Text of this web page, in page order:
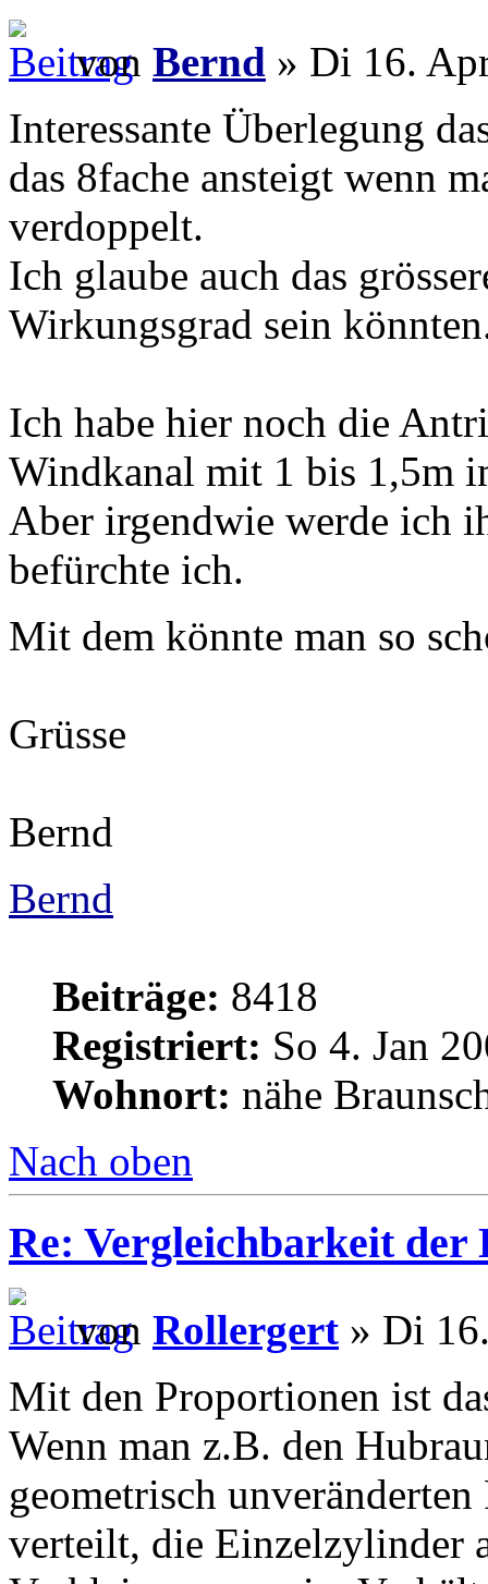
von Bernd » Di 16.
Interessante Überlegung
das 8fache ansteigt wenn
verdoppelt.
Ich glaube auch das
Wirkungsgrad sein
Ich habe hier noch die
Windkanal mit 1 bis 1,5m
Aber irgendwie werde ich
befürchte ich.
Mit dem könnte man so
Grüsse
Bernd
Bernd
Beiträge: 8418
Registriert: So 4. Jan
Wohnort: nähe
Nach oben
Re: Vergleichbarkeit der
von Rollergert » Di
Mit den Proportionen ist
Wenn man z.B. den
geometrisch
verteilt, die Einzelzylinder